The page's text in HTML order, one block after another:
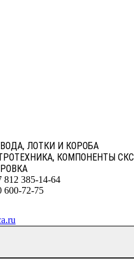
ЛОТКИ И КОРОБА
КОМПОНЕНТЫ СКС
812 385-14-64
600-72-75